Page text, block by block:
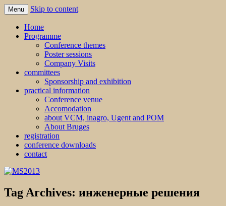
MS2013
Menu Skip to content
Home
Programme
Conference themes
Poster sessions
Company Visits
committees
Sponsorship and exhibition
practical information
Conference venue
Accomodation
about VCM, inagro, Ugent and POM
About Bruges
registration
conference downloads
contact
Tag Archives: инженерные решения